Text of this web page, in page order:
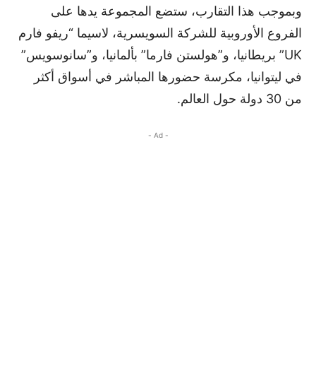
وبموجب هذا التقارب، ستضع المجموعة يدها على
الفروع الأوروبية للشركة السويسرية، لاسيما “ريفو فارم
UK” بريطانيا، و”هولستن فارما” بألمانيا، و”سانوسويس”
في ليتوانيا، مكرسة حضورها المباشر في أسواق أكثر
من 30 دولة حول العالم.
- Ad -